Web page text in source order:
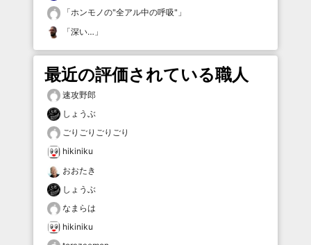
「ホンモノの"全アル中の呼吸" 」
「深い… 」
最近の評価されている職人
速攻野郎
しょうぶ
ごりごりごりごり
hikiniku
おおたき
しょうぶ
なまらは
hikiniku